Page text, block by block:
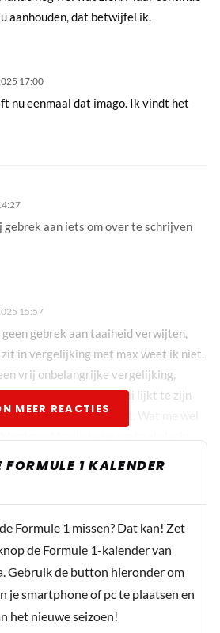
aanhouden, dat betwijfel ik.
17:00
nu eenmaal dat imago. Ik vindt het
gebrek aan iets om over te schrijven
15:57
geen gebrek aan taaiheid verwijten,
zit in vergelijking met max weet ik niet.
vrij onbelangrijke vergelijking,
Alonso alleen maar taai lijkt te zijn
auto gemiddeld is en blijft. Wat me wel
vaker negatieve berichten van
Is er iets gebeurd tussen die twee?
is op Max zijn natuurlijke talent die
MEER REACTIES
1 KALENDER
Formule 1 missen? Dat kan! Zet
de Formule 1-kalender van
Gebruik de button hieronder om
je smartphone of pc te plaatsen en
het nieuwe seizoen!